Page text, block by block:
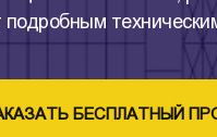
подробным
БЕСПЛАТНЫЙ